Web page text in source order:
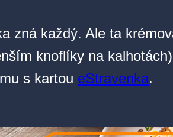
zná každý. Ale ta
knoflíky na
s kartou eStravenka.